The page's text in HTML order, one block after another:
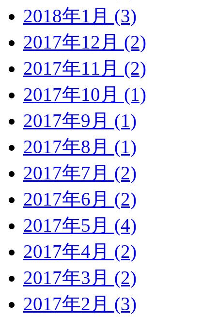
2018年1月 (3)
2017年12月 (2)
2017年11月 (2)
2017年10月 (1)
2017年9月 (1)
2017年8月 (1)
2017年7月 (2)
2017年6月 (2)
2017年5月 (4)
2017年4月 (2)
2017年3月 (2)
2017年2月 (3)